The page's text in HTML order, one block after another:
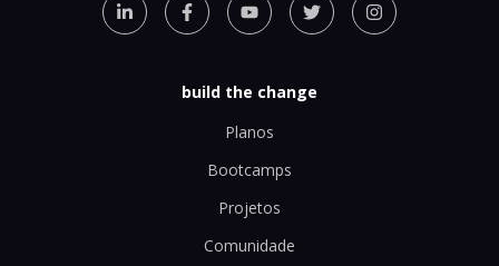
build the change
Planos
Bootcamps
Projetos
Comunidade